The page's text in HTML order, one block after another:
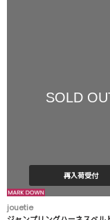
SOLD
再入荷受付
jouetie